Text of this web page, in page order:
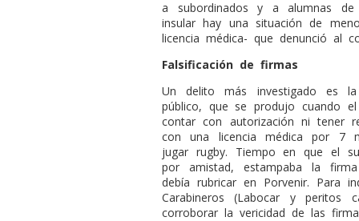
a subordinados y a alumnas
insular hay una situación de
licencia médica- que denunció al
Falsificación de firmas
Un delito más investigado es
público, que se produjo cuando
contar con autorización ni tener
con una licencia médica por 7
jugar rugby. Tiempo en que el
por amistad, estampaba la
debía rubricar en Porvenir. Para
Carabineros (Labocar y peritos
corroborar la vericidad de las